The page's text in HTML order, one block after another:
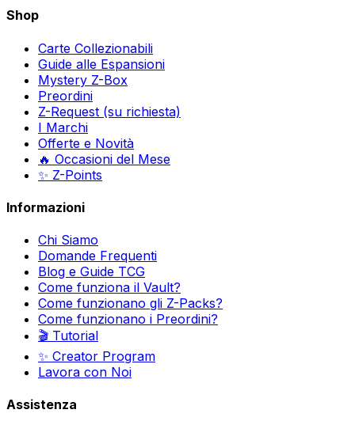
Shop
Carte Collezionabili
Guide alle Espansioni
Mystery Z-Box
Preordini
Z-Request (su richiesta)
I Marchi
Offerte e Novità
🔥 Occasioni del Mese
✨ Z-Points
Informazioni
Chi Siamo
Domande Frequenti
Blog e Guide TCG
Come funziona il Vault?
Come funzionano gli Z-Packs?
Come funzionano i Preordini?
🎬 Tutorial
✨ Creator Program
Lavora con Noi
Assistenza